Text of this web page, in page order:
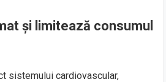
și limitează consumul
sistemului cardiovascular,